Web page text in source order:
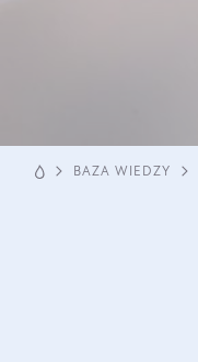
BAZA WIEDZY